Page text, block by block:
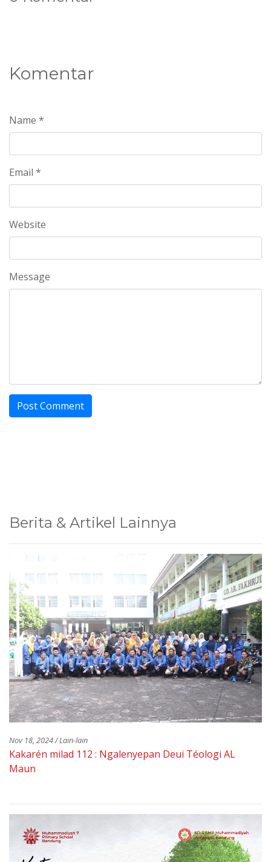
Komentar
Name *
Email *
Website
Message
Berita & Artikel Lainnya
Nov 18, 2024 / Lain-lain
Kakarén milad 112 : Ngalenyepan Deui Téologi AL
Maun